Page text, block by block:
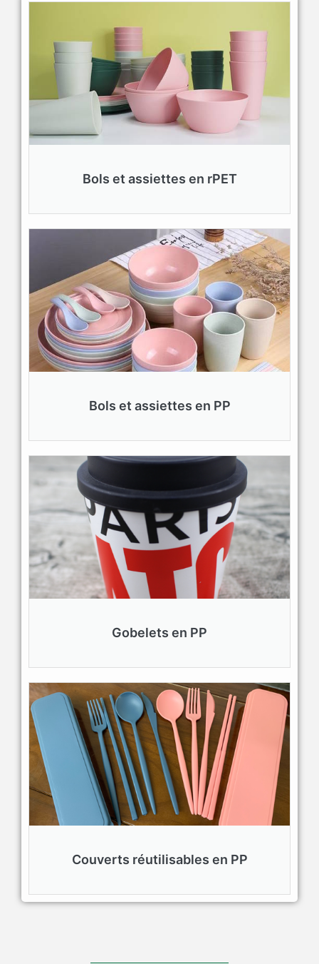
Bols et assiettes en rPET
Bols et assiettes en PP
Gobelets en PP
Couverts réutilisables en PP